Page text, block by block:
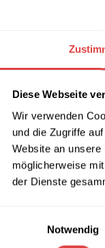
Diese Webseite
Wir verwenden
und die Zugriffe
Website an
möglicherweise
der Dienste
Notwendig
derBarhocker
für ein modernes
in
die perfekte
mehr
sechs Stück
wie
bleibt das